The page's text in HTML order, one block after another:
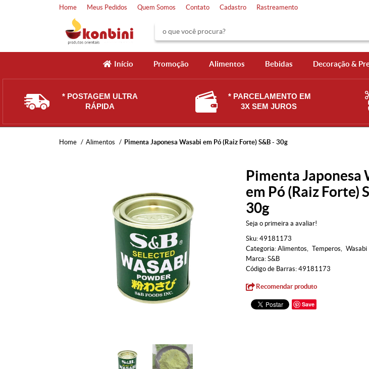
Home Meus Pedidos Quem Somos Contato Cadastro Rastreamento
Início Promoção Alimentos Bebidas Decoração &
* POSTAGEM ULTRA
RÁPIDA
* PARCELAMENTO EM
3X SEM JUROS
Home Alimentos Pimenta Japonesa Wasabi em Pó (Raiz Forte) S&B - 30g
Pimenta Japonesa
em Pó (Raiz Forte)
30g
Seja o primeira a avaliar!
Sku: 49181173
Categoria: Alimentos Temperos
Wasabi
Marca: S&B
Código de Barras: 49181173
Recomendar produto
Save